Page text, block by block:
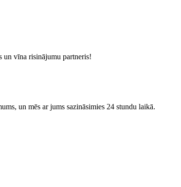
un vīna risinājumu partneris!
un mēs ar jums sazināsimies 24 stundu laikā.